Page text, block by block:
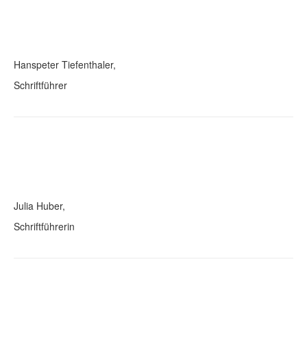
Hanspeter Tiefenthaler,
Schriftführer
Julia Huber,
Schriftführerin